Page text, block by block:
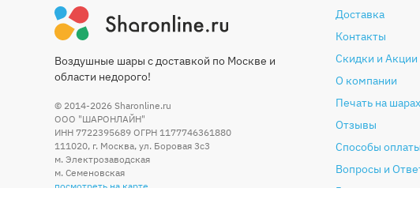
Воздушные шары с доставкой по Москве и
области недорого!
© 2014-2026 Sharonline.ru
ООО "ШАРОНЛАЙН"
ИНН 7722395689 ОГРН 1177746361880
111020, г. Москва, ул. Боровая 3c3
м. Электрозаводская
м. Семеновская
посмотреть на карте
Доставка
Контакты
Скидки и Акции
О компании
Печать на шарах
Отзывы
Способы оплаты
Вопросы и
Гарантия и